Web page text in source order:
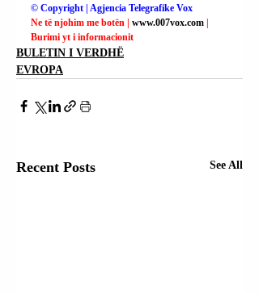
© Copyright | Agjencia Telegrafike Vox
Ne të njohim me botën | www.007vox.com
Burimi yt i informacionit
BULETIN I VERDHË
EVROPA
Recent Posts See All